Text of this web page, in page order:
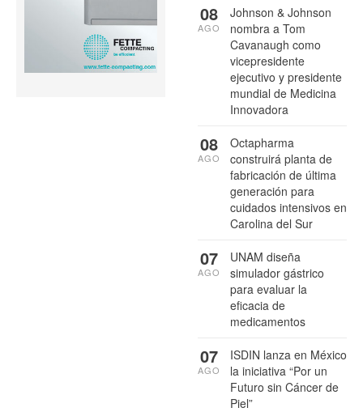
Johnson & Johnson
nombra a Tom
Cavanaugh como
vicepresidente
ejecutivo y presidente
mundial de Medicina
Innovadora
08
AGO
Octapharma
construirá planta de
fabricación de última
generación para
cuidados intensivos en
Carolina del Sur
08
AGO
UNAM diseña
simulador gástrico
para evaluar la
eficacia de
medicamentos
07
AGO
ISDIN lanza en México
la iniciativa “Por un
Futuro sin Cáncer de
Piel”
07
AGO